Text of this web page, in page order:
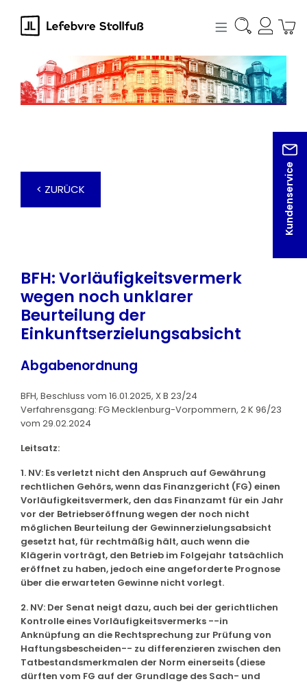
springen
Kundenservice
< ZURÜCK
BFH: Vorläufigkeitsvermerk
wegen noch unklarer
Beurteilung der
Einkunftserzielungsabsicht
Abgabenordnung
BFH, Beschluss vom 16.01.2025, X B 23/24
Verfahrensgang: FG Mecklenburg-Vorpommern, 2 K 96/23
vom 29.02.2024
Leitsatz:
1. NV: Es verletzt nicht den Anspruch auf Gewährung
rechtlichen Gehörs, wenn das Finanzgericht (FG) einen
Vorläufigkeitsvermerk, den das Finanzamt für ein Jahr
vor der Betriebseröffnung wegen der noch nicht
möglichen Beurteilung der Gewinnerzielungsabsicht
gesetzt hat, für rechtmäßig hält, auch wenn die
Klägerin vorträgt, den Betrieb im Folgejahr tatsächlich
eröffnet zu haben, jedoch eine angeforderte Prognose
über die erwarteten Gewinne nicht vorlegt.
2. NV: Der Senat neigt dazu, auch bei der gerichtlichen
Kontrolle eines Vorläufigkeitsvermerks --in
Anknüpfung an die Rechtsprechung zur Prüfung von
Haftungsbescheiden-- zu differenzieren zwischen den
Tatbestandsmerkmalen der Norm einerseits (diese
dürften vom FG auf der Grundlage des Sach- und